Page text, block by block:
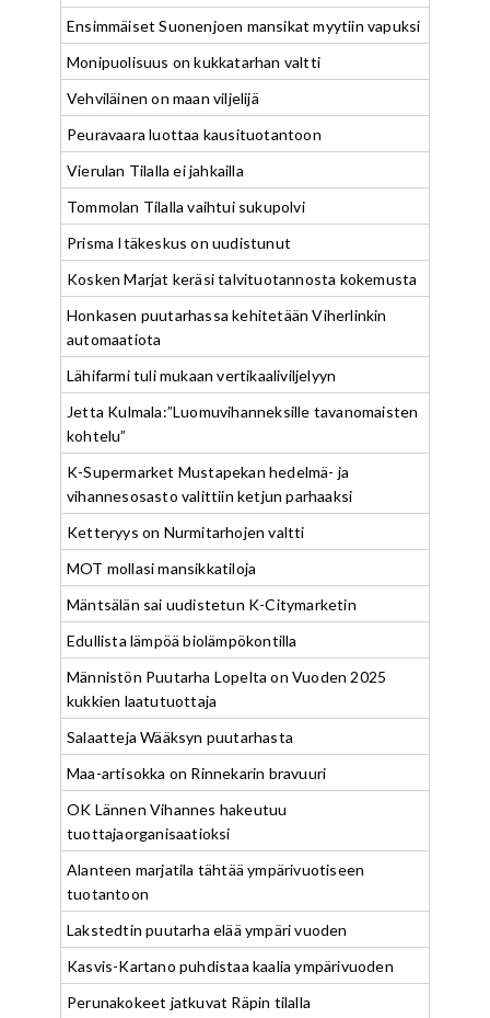
Ensimmäiset Suonenjoen mansikat myytiin vapuksi
Monipuolisuus on kukkatarhan valtti
Vehviläinen on maan viljelijä
Peuravaara luottaa kausituotantoon
Vierulan Tilalla ei jahkailla
Tommolan Tilalla vaihtui sukupolvi
Prisma Itäkeskus on uudistunut
Kosken Marjat keräsi talvituotannosta kokemusta
Honkasen puutarhassa kehitetään Viherlinkin
automaatiota
Lähifarmi tuli mukaan vertikaaliviljelyyn
Jetta Kulmala:”Luomuvihanneksille tavanomaisten
kohtelu”
K-Supermarket Mustapekan hedelmä- ja
vihannesosasto valittiin ketjun parhaaksi
Ketteryys on Nurmitarhojen valtti
MOT mollasi mansikkatiloja
Mäntsälän sai uudistetun K-Citymarketin
Edullista lämpöä biolämpökontilla
Männistön Puutarha Lopelta on Vuoden 2025
kukkien laatutuottaja
Salaatteja Wääksyn puutarhasta
Maa-artisokka on Rinnekarin bravuuri
OK Lännen Vihannes hakeutuu
tuottajaorganisaatioksi
Alanteen marjatila tähtää ympärivuotiseen
tuotantoon
Lakstedtin puutarha elää ympäri vuoden
Kasvis-Kartano puhdistaa kaalia ympärivuoden
Perunakokeet jatkuvat Räpin tilalla